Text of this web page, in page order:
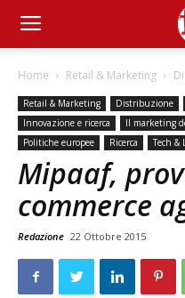
Home Retail & Marketing
Retail & Marketing Distribuzione
Innovazione e ricerca
Il marketing
Politiche europee
Ricerca Tech &
Mipaaf,
commerce
Redazione 22 Ottobre 2015